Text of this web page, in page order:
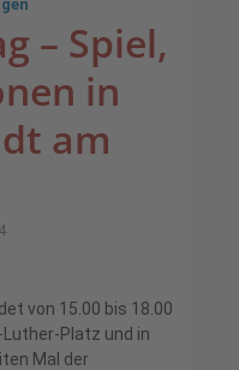
– Spiel,
in
am
von 15.00 bis 18.00
Platz und in
Mal der